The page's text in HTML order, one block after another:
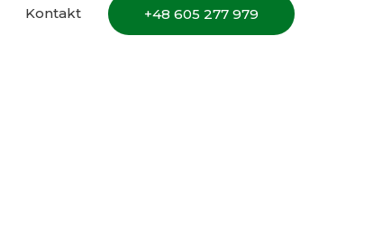
Kontakt +48 605 277 979